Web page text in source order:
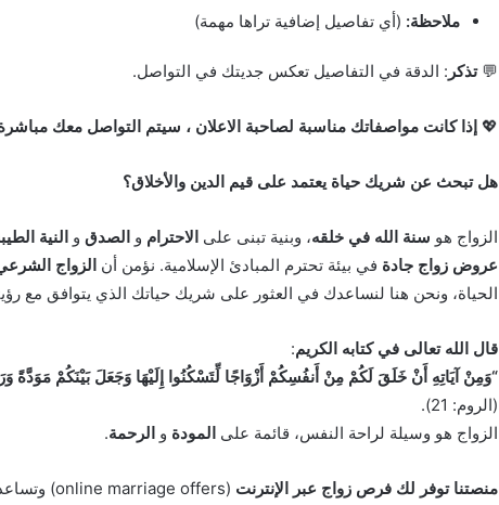
ملاحظة: (أي تفاصيل إضافية تراها مهمة)
💬تذكر : الدقة في التفاصيل تعكس جديتك في التواصل.
💖 إذا كانت مواصفاتك مناسبة لصاحبة الاعلان ، سيتم التواصل معك
هل تبحث عن شريك حياة يعتمد على قيم الدين والأخلاق؟
الزواج هو سنة الله في خلقه، وبنية تبنى على الاحترام و الصدق و النية
عروض زواج جادة في بيئة تحترم المبادئ الإسلامية. نؤمن أن الزواج
الحياة، ونحن هنا لنساعدك في العثور على شريك حياتك الذي يتوافق مع
قال الله تعالى في كتابه الكريم:
“وَمِنْ آيَاتِهِ أَنْ خَلَقَ لَكُمْ مِنْ أَنفُسِكُمْ أَزْوَاجًا لِّتَسْكُنُوا إِلَيْهَا وَجَعَلَ بَيْنَكُمْ
(الروم: 21).
الزواج هو وسيلة لراحة النفس، قائمة على المودة و الرحمة.
منصتنا توفر لك فرص زواج عبر الإنترنت (online marriage offers) وتساعدك على العثور على شريك بناءً على